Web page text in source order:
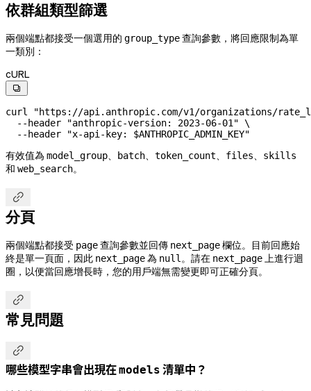
依群組類型篩選
兩個端點都接受一個選用的 group_type查詢參數，將回應限制為單
一類別：
cURL

curl "https://api.anthropic.com/v1/organizations/
  --header
"anthropic-version: 2023-06-01" \
  --header
"x-api-key: $ANTHROPIC_ADMIN_KEY"
有效值為 model_group、 batch、 token_count、 files、 skills
和 web_search。

分頁
兩個端點都接受 page查詢參數並回傳 next_page欄位。目前回應始
終是單一頁面，因此 next_page為 null。請在 next_page上進行迴
圈，以便當回應增長時，您的用戶端無需變更即可正確分頁。

常見問題

哪些模型字串會出現在models 清單中？